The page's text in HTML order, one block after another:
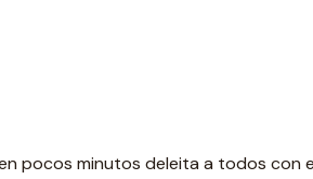
pocos minutos deleita a todos